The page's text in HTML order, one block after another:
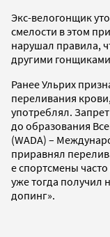
Экс-велогонщик
смелости в этом
нарушал правила,
другими
Ранее Ульрих
переливания
употреблял.
до образования
(WADA) –
приравнял
е спортсмены
уже тогда получил
допинг».